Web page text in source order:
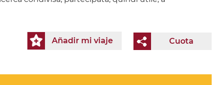
Cuota
Añadir mi viaje